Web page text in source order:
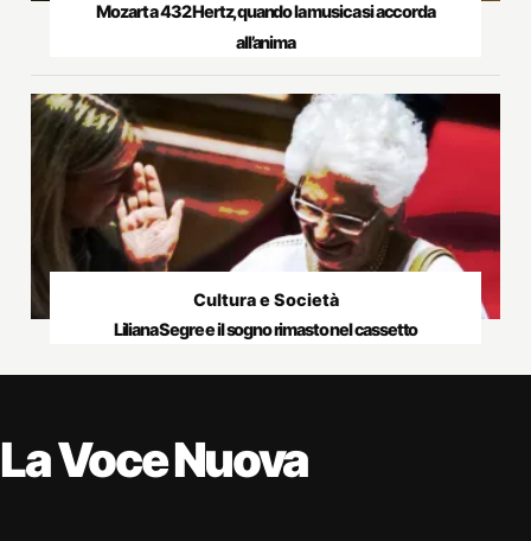
Mozart a 432 Hertz, quando la musica si accorda
all’anima
Cultura e Società
Liliana Segre e il sogno rimasto nel cassetto
La Voce Nuova